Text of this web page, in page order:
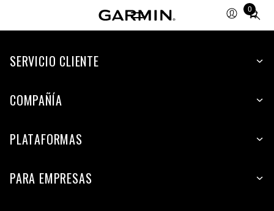
0
Total
items
cart:
SERVICIO CLIENTE
COMPAÑÍA
PLATAFORMAS
PARA EMPRESAS